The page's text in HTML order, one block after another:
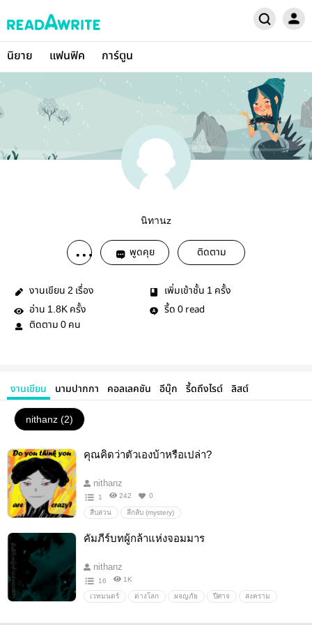
นิยาย แฟนฟิค การ์ตูน
นิทานz
พูดคุย ติดตาม
งานเขียน 2 เรื่อง เพิ่มเข้าชั้น 1 ครั้ง
อ่าน 1.8K ครั้ง รี้ด 0 read
ติดตาม 0 คน
งานเขียน นามปากกา คอลเลคชัน อีบุ๊ก รี้ดถึงไรต์ ลิสต์
nithanz (2)
คุณคิดว่าตัวเองบ้าหรือเปล่า?
nithanz
1 242 0
สืบสวน ลึกลับ (mystery)
คัมภีร์บทผู้กล้าแห่งจอมมาร
nithanz
16 1K
เวทมนตร์ ต่างโลก ผจญภัย ปีศาจ สงคราม